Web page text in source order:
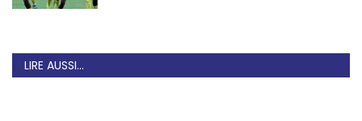
LIRE AUSSI...